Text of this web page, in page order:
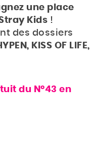
une place
Kids !
des dossiers
KISS OF LIFE,
du N°43 en